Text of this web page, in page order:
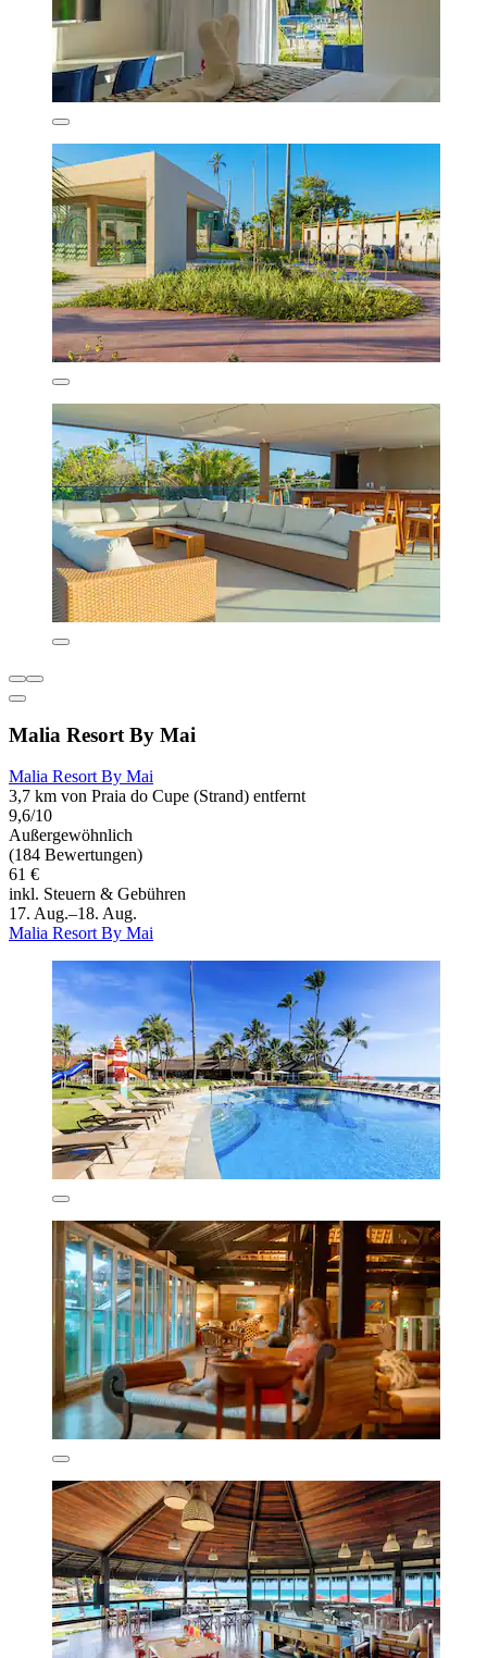
Malia Resort By Mai
Malia Resort By Mai
3,7 km von Praia do Cupe (Strand) entfernt
9,6/10
Außergewöhnlich
(184 Bewertungen)
61 €
inkl. Steuern & Gebühren
17. Aug.–18. Aug.
Malia Resort By Mai